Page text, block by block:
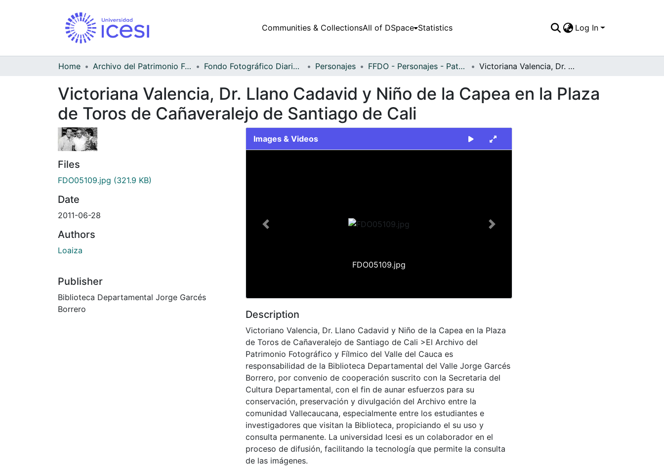
Communities & CollectionsAll of DSpace Statistics Log In
Home Archivo del Patrimonio Fotográfico y Fílmico del Valle del Cauca Fondo Fotográfico Diario Occidente Personajes FFDO - Personajes - Patrimonial Victoriana Valencia, Dr. Llano Cadavid y Niño de la Capea en la Plaza de Toros de Cañaveralejo de Santiago de Cali
Victoriana Valencia, Dr. Llano Cadavid y Niño de la Capea en la Plaza
de Toros de Cañaveralejo de Santiago de Cali
Files
FDO05109.jpg (321.9 KB)
Date
2011-06-28
Authors
Loaiza
Publisher
Biblioteca Departamental Jorge Garcés
Borrero
Images & Videos
FDO05109.jpg
Previous Next
Description
Victoriano Valencia, Dr. Llano Cadavid y Niño de la Capea en la Plaza
de Toros de Cañaveralejo de Santiago de Cali >El Archivo del
Patrimonio Fotográfico y Fílmico del Valle del Cauca es
responsabilidad de la Biblioteca Departamental del Valle Jorge Garcés
Borrero, por convenio de cooperación suscrito con la Secretaria del
Cultura Departamental, con el fin de aunar esfuerzos para su
conservación, preservación y divulgación del Archivo entre la
comunidad Vallecaucana, especialmente entre los estudiantes e
investigadores que visitan la Biblioteca, propiciando el su uso y
consulta permanente. La universidad Icesi es un colaborador en el
proceso de difusión, facilitando la tecnología que permite la consulta
de las imágenes.